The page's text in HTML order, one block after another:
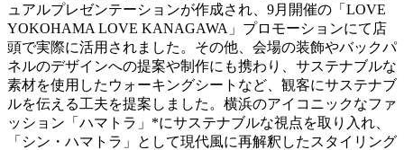
ュアルプレゼンテーションが作成され、9月開催の「LOVE
YOKOHAMA LOVE KANAGAWA」プロモーションにて店
頭で実際に活用されました。その他、会場の装飾やバックパ
ネルのデザインへの提案や制作にも携わり、サステナブルな
素材を使用したウォーキングシートなど、観客にサステナブ
ルを伝える工夫を提案しました。横浜のアイコニックなファ
ッション「ハマトラ」*にサステナブルな視点を取り入れ、
「シン・ハマトラ」として現代風に再解釈したスタイリング